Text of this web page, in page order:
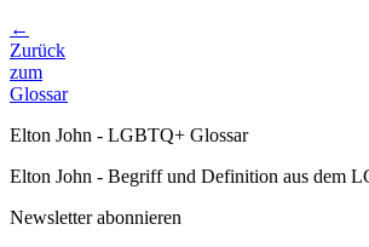
←
Zurück
zum
Glossar
Elton John - LGBTQ+ Glossar
Elton John - Begriff und Definition aus dem
Newsletter abonnieren